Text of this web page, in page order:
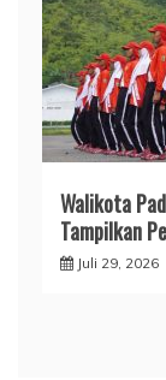
Walikota
Tampilkan
Juli 29, 2026